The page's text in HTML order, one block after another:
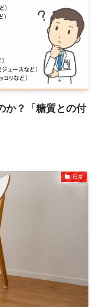
か？「糖質との付
日常